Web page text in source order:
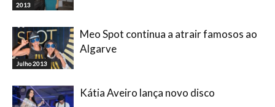
2013
Julho 2013
Meo Spot continua a atrair famosos ao
Algarve
Kátia Aveiro lança novo disco